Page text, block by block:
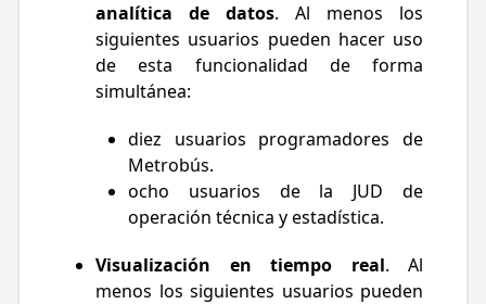
analítica de datos. Al menos los
siguientes usuarios pueden hacer uso
de esta funcionalidad de forma
simultánea:
diez usuarios programadores de
Metrobús.
ocho usuarios de la JUD de
operación técnica y estadística.
Visualización en tiempo real. Al
menos los siguientes usuarios pueden